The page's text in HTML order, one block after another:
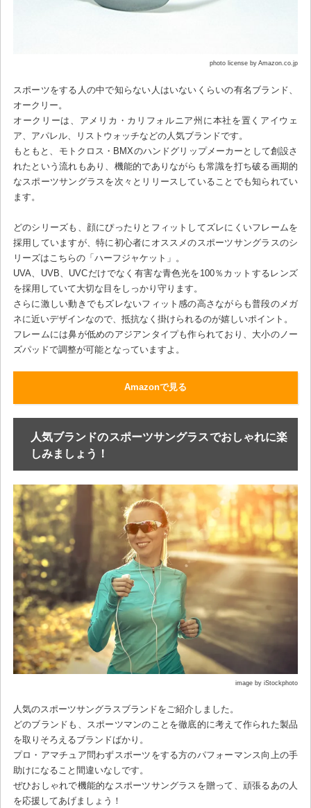
photo license by Amazon.co.jp
スポーツをする人の中で知らない人はいないくらいの有名ブランド、
オークリー。
オークリーは、アメリカ・カリフォルニア州に本社を置くアイウェ
ア、アパレル、リストウォッチなどの人気ブランドです。
もともと、モトクロス・BMXのハンドグリップメーカーとして創設さ
れたという流れもあり、機能的でありながらも常識を打ち破る画期的
なスポーツサングラスを次々とリリースしていることでも知られてい
ます。
どのシリーズも、顔にぴったりとフィットしてズレにくいフレームを
採用していますが、特に初心者にオススメのスポーツサングラスのシ
リーズはこちらの「ハーフジャケット」。
UVA、UVB、UVCだけでなく有害な青色光を100％カットするレンズ
を採用していて大切な目をしっかり守ります。
さらに激しい動きでもズレないフィット感の高さながらも普段のメガ
ネに近いデザインなので、抵抗なく掛けられるのが嬉しいポイント。
フレームには鼻が低めのアジアンタイプも作られており、大小のノー
ズパッドで調整が可能となっていますよ。
Amazonで見る
人気ブランドのスポーツサングラスでおしゃれに楽
しみましょう！
image by iStockphoto
人気のスポーツサングラスブランドをご紹介しました。
どのブランドも、スポーツマンのことを徹底的に考えて作られた製品
を取りそろえるブランドばかり。
プロ・アマチュア問わずスポーツをする方のパフォーマンス向上の手
助けになること間違いなしです。
ぜひおしゃれで機能的なスポーツサングラスを贈って、頑張るあの人
を応援してあげましょう！